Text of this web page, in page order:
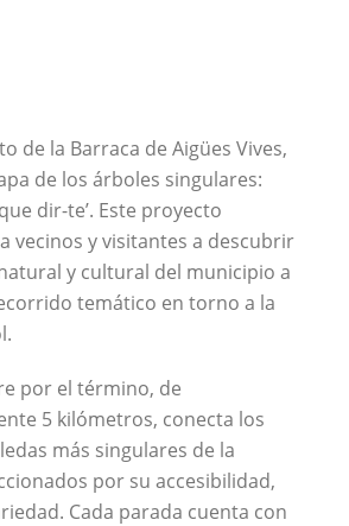
de la Barraca de Aigües Vives,
de los árboles singulares:
dir-te’. Este proyecto
vecinos y visitantes a descubrir
y cultural del municipio a
temático en torno a la
por el término, de
5 kilómetros, conecta los
más singulares de la
por su accesibilidad,
Cada parada cuenta con